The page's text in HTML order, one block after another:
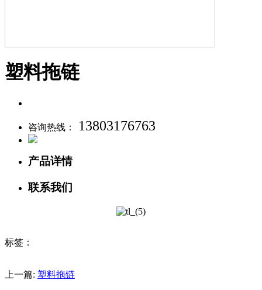
塑料拖链
咨询热线： 13803176763
产品详情
联系我们
标签：
上一篇: 塑料拖链